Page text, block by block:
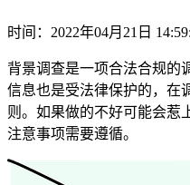
时间：2022年04月21日
背景调查是一项合法合规的
信息也是受法律保护的，在
则。如果做的不好可能会惹
注意事项需要遵循。